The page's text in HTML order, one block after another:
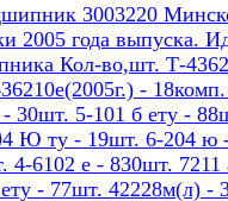
3003220
2005 года выпуска.
Кол-во,шт. Т-
-
30шт. 5-101 б ету -
Ю ту - 19шт. 6-204 ю
4-6102 е - 830шт.
- 77шт. 42228м(л)